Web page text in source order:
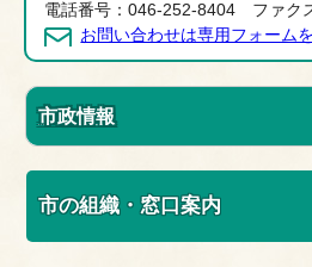
電話番号：046-252-8404 ファク
お問い合わせは専用フォーム
市政情報
市の組織・窓口案内